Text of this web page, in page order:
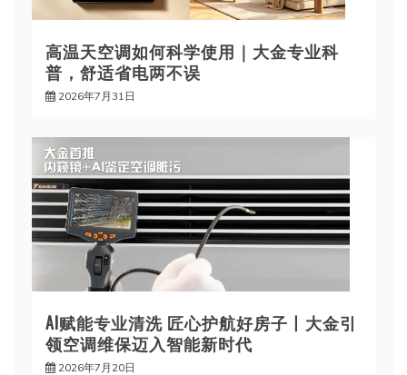
高温天空调如何科学使用｜大金专业科
普，舒适省电两不误
2026年7月31日
AI赋能专业清洗 匠心护航好房子丨大金引
领空调维保迈入智能新时代
2026年7月20日